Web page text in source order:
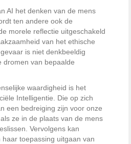
AI het denken van de mens
ten andere ook de
morele reflectie uitgeschakeld
van het ethische
is niet denkbeeldig
dromen van bepaalde
waardigheid is het
Intelligentie. Die op zich
een bedreiging zijn voor onze
ze in de plaats van de mens
Vervolgens kan
toepassing uitgaan van